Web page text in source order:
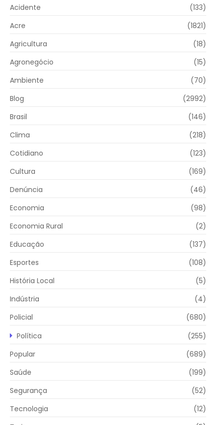
Acidente
(133)
Acre
(1821)
Agricultura
(18)
Agronegócio
(15)
Ambiente
(70)
Blog
(2992)
Brasil
(146)
Clima
(218)
Cotidiano
(123)
Cultura
(169)
Denúncia
(46)
Economia
(98)
Economia Rural
(2)
Educação
(137)
Esportes
(108)
História Local
(5)
Indústria
(4)
Policial
(680)
Política
(255)
Popular
(689)
Saúde
(199)
Segurança
(52)
Tecnologia
(12)